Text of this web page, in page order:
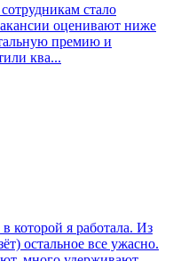
стало
оценивают ниже
премию и
ква...
которой я работала. Из
остальное все ужасно.